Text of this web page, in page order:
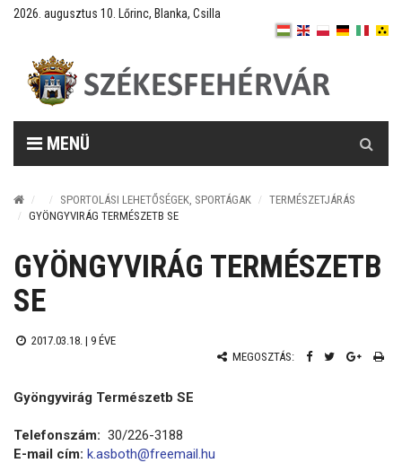
2026. augusztus 10. Lőrinc, Blanka, Csilla
MENÜ
SPORTOLÁSI LEHETŐSÉGEK, SPORTÁGAK
TERMÉSZETJÁRÁS
GYÖNGYVIRÁG TERMÉSZETB SE
GYÖNGYVIRÁG TERMÉSZETB
SE
2017.03.18. | 9 ÉVE
MEGOSZTÁS:
Gyöngyvirág Természetb SE
Telefonszám: 30/226-3188
E-mail cím: k.asboth@freemail.hu